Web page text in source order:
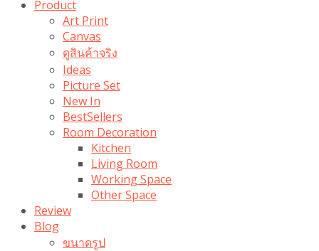
Product
Art Print
Canvas
ดูสินค้าจริง
Ideas
Picture Set
New In
BestSellers
Room Decoration
Kitchen
Living Room
Working Space
Other Space
Review
Blog
ขนาดรูป